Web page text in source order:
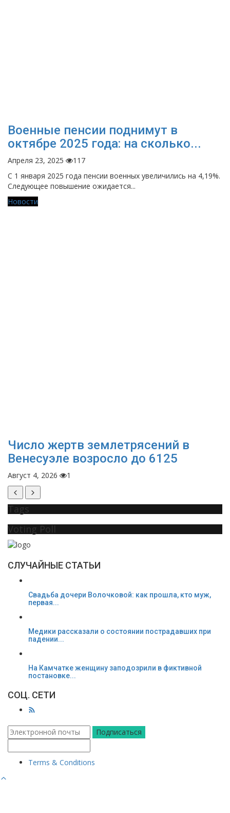
Военные пенсии поднимут в
октябре 2025 года: на сколько...
Апреля 23, 2025
117
С 1 января 2025 года пенсии военных увеличились на 4,19%.
Следующее повышение ожидается...
Новости
Число жертв землетрясений в
Венесуэле возросло до 6125
Август 4, 2026 1
Tags
Voting Poll
СЛУЧАЙНЫЕ СТАТЬИ
Свадьба дочери Волочковой: как прошла, кто муж,
первая...
Медики рассказали о состоянии пострадавших при
падении...
На Камчатке женщину заподозрили в фиктивной
постановке...
СОЦ. СЕТИ
Подписаться
Terms & Conditions